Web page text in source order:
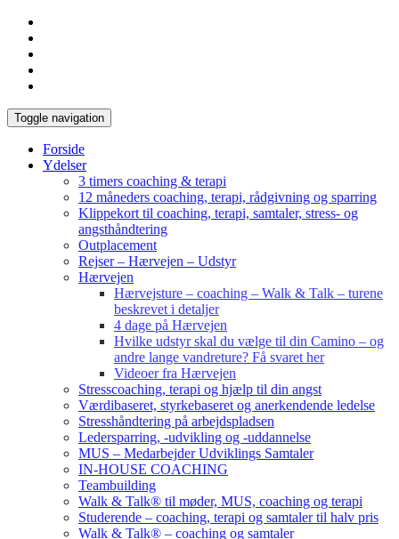
Toggle navigation
Forside
Ydelser
3 timers coaching & terapi
12 måneders coaching, terapi, rådgivning og sparring
Klippekort til coaching, terapi, samtaler, stress- og
angsthåndtering
Outplacement
Rejser – Hærvejen – Udstyr
Hærvejen
Hærvejsture – coaching – Walk & Talk – turene
beskrevet i detaljer
4 dage på Hærvejen
Hvilke udstyr skal du vælge til din Camino – og
andre lange vandreture? Få svaret her
Videoer fra Hærvejen
Stresscoaching, terapi og hjælp til din angst
Værdibaseret, styrkebaseret og anerkendende ledelse
Stresshåndtering på arbejdspladsen
Ledersparring, -udvikling og -uddannelse
MUS – Medarbejder Udviklings Samtaler
IN-HOUSE COACHING
Teambuilding
Walk & Talk® til møder, MUS, coaching og terapi
Studerende – coaching, terapi og samtaler til halv pris
Walk & Talk® – coaching og samtaler